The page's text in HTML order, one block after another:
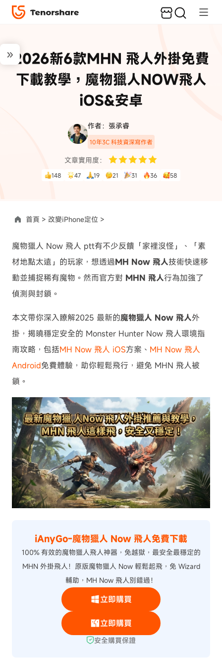
2026新6款MHN 飛人外掛免費
下載教學，魔物獵人NOW飛人
iOS&安卓
作者：張承睿
10年3C 科技資深寫作者
文章實用度：
148 47 19 21 31 36 58
首頁 > 改變iPhone定位 >
魔物獵人 Now 飛人 ptt有不少反饋「家裡沒怪」、「素
材地點太遠」的玩家，想透過MH Now 飛人技術快速移
動並捕捉稀有魔物。然而官方對 MHN 飛人行為加強了
偵測與封鎖。
本文帶你深入瞭解2025 最新的魔物獵人 Now 飛人外
掛，揭曉穩定安全的 Monster Hunter Now 飛人環境指
南攻略，包括MH Now 飛人 iOS方案、 MH Now 飛人
Android免費體驗，助你輕鬆飛行，避免 MHN 飛人被
鎖。
iAnyGo-魔物獵人 Now 飛人免費下載
100% 有效的魔物獵人飛人神器，免越獄，最安全最穩定的
MHN 外掛飛人！原版魔物獵人 Now 輕鬆起飛，免 Wizard
輔助，MH Now 飛人別錯過！
立即購買
立即購買
安全購買保證